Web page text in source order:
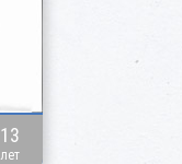
13
лет